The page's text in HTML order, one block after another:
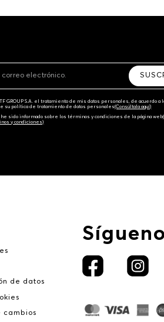
GROUP S.A. el tratamiento de mis datos personales, de acuerdo a
su política de tratamiento de datos personales‎(Consúltala aquí)
sido informado sobre los términos y condiciones de la página web‎
y condiciones)
de datos
cambios